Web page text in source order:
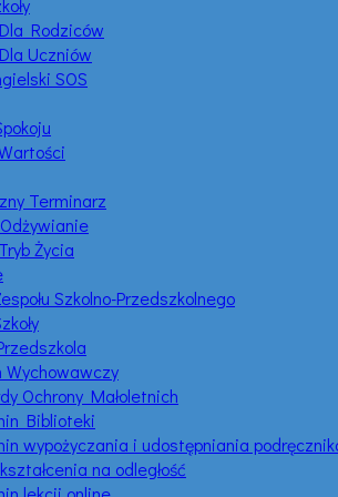
Rodziców
Uczniów
SOS
Terminarz
Życia
Szkolno-Przedszkolnego
Wychowawczy
Ochrony Małoletnich
Biblioteki
wypożyczania i udostępniania
na odległość